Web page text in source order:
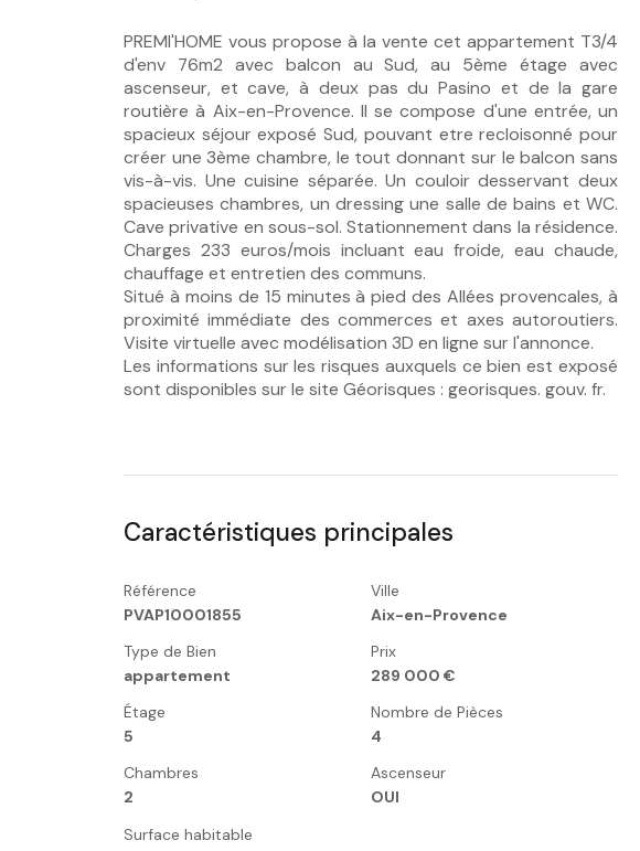
PREMI'HOME vous propose à la vente cet appartement T3/4
d'env 76m2 avec balcon au Sud, au 5ème étage avec
ascenseur, et cave, à deux pas du Pasino et de la gare
routière à Aix-en-Provence. Il se compose d'une entrée, un
spacieux séjour exposé Sud, pouvant etre recloisonné pour
créer une 3ème chambre, le tout donnant sur le balcon sans
vis-à-vis. Une cuisine séparée. Un couloir desservant deux
spacieuses chambres, un dressing une salle de bains et WC.
Cave privative en sous-sol. Stationnement dans la résidence.
Charges 233 euros/mois incluant eau froide, eau chaude,
chauffage et entretien des communs.
Situé à moins de 15 minutes à pied des Allées provencales, à
proximité immédiate des commerces et axes autoroutiers.
Visite virtuelle avec modélisation 3D en ligne sur l'annonce.
Les informations sur les risques auxquels ce bien est exposé
sont disponibles sur le site Géorisques : georisques. gouv. fr.
Caractéristiques principales
Référence
PVAP10001855
Ville
Aix-en-Provence
Type de Bien
appartement
Prix
289 000 €
Étage
5
Nombre de Pièces
4
Chambres
2
Ascenseur
OUI
Surface habitable